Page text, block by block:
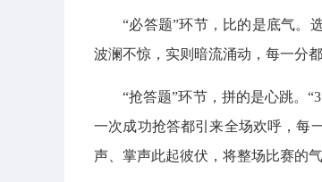
“必答题”环节，比的是底气。
波澜不惊，实则暗流涌动，每一分
“抢答题”环节，拼的是心跳。
一次成功抢答都引来全场欢呼，每
声、掌声此起彼伏，将整场比赛的